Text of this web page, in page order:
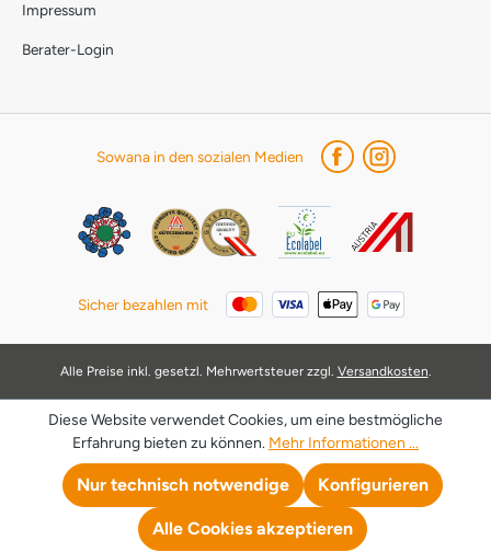
Impressum
Berater-Login
Sowana in den sozialen Medien
Sicher bezahlen mit
Alle Preise inkl. gesetzl. Mehrwertsteuer zzgl. Versandkosten.
Diese Website verwendet Cookies, um eine bestmögliche
Erfahrung bieten zu können. Mehr Informationen ...
Nur technisch notwendige Konfigurieren
Alle Cookies akzeptieren